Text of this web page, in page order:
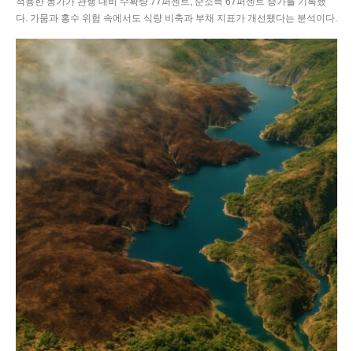
다. 가뭄과 홍수 위험 속에서도 식량 비축과 부채 지표가 개선됐다는 분석이다.